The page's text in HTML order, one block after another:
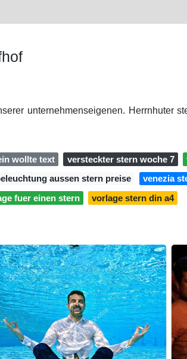
unternehmenseigenen. Herrnhuter
wollte text versteckter stern woche 7
aussen stern preise
venezia
fuer einen stern
vorlage stern din a4